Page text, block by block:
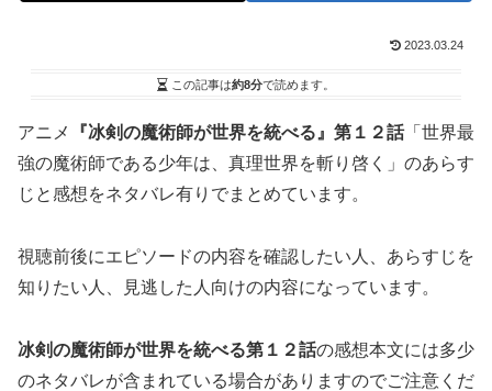
2023.03.24
この記事は約8分で読めます。
アニメ 『冰剣の魔術師が世界を統べる』第１２話「世界最
強の魔術師である少年は、真理世界を斬り啓く」のあらす
じと感想をネタバレ有りでまとめています。
視聴前後にエピソードの内容を確認したい人、あらすじを
知りたい人、見逃した人向けの内容になっています。
冰剣の魔術師が世界を統べる第１２話の感想本文には多少
のネタバレが含まれている場合がありますのでご注意くだ